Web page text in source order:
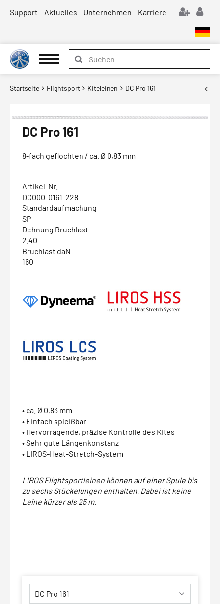
Support Aktuelles Unternehmen Karriere
Startseite Flightsport Kiteleinen DC Pro 161
DC Pro 161
8-fach geflochten / ca. Ø 0,83 mm
Artikel-Nr.
DC000-0161-228
Standardaufmachung
SP
Dehnung Bruchlast
2.40
Bruchlast daN
160
• ca. Ø 0,83 mm
• Einfach spleißbar
• Hervorragende, präzise Kontrolle des Kites
• Sehr gute Längenkonstanz
• LIROS-Heat-Stretch-System
LIROS Flightsportleinen können auf einer Spule bis
zu sechs Stückelungen enthalten. Dabei ist keine
Leine kürzer als 25 m.